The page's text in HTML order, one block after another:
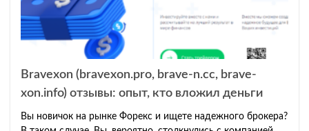
Bravexon (bravexon.pro, brave-n.cc, brave-
xon.info) отзывы: опыт, кто вложил деньги
Вы новичок на рынке Форекс и ищете надежного брокера?